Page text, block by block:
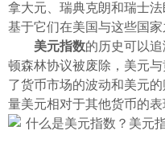
日本語
Tiếng việt
ไทย
拿大元、瑞典克朗和瑞士
基于它们在美国与这些国家
美元指数的历史可以
顿森林协议被废除，美元
了货币市场的波动和美元的
量美元相对于其他货币的表